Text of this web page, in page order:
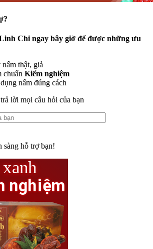
Chi ngay bây giờ để được những ưu
nấm thật, giả
chuẩn Kiểm nghiệm
nấm đúng cách
lời mọi câu hỏi của bạn
sàng hỗ trợ bạn!